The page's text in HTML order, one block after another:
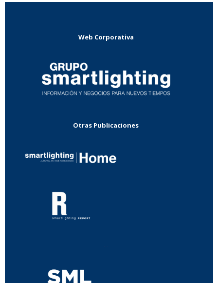
Web Corporativa
Otras Publicaciones